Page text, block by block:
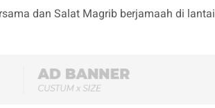
dan Salat Magrib berjamaah di lantai